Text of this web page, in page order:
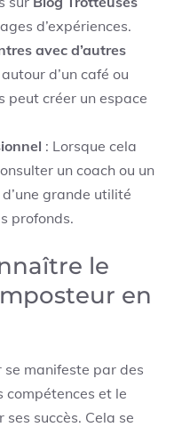
d’expériences.
avec d’autres
d’un café ou
peut créer un espace
: Lorsque cela
un coach ou un
grande utilité
profonds.
le
en
se manifeste par des
compétences et le
succès. Cela se